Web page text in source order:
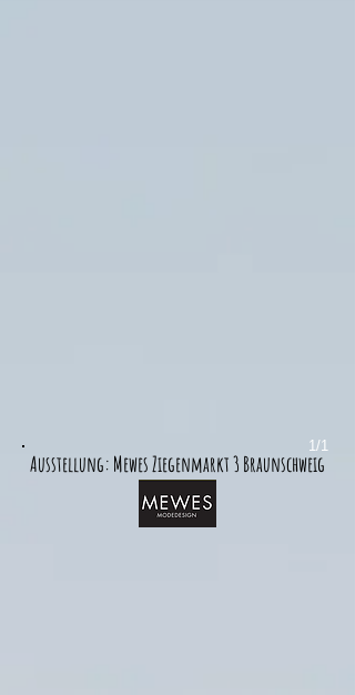
1/1
Ausstellung: Mewes Ziegenmarkt 3 Braunschweig